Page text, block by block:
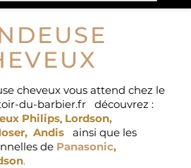
cheveux vous attend chez le
du-barbier.fr découvrez :
Philips, Lordson,
Andis ainsi que les
de Panasonic,
.